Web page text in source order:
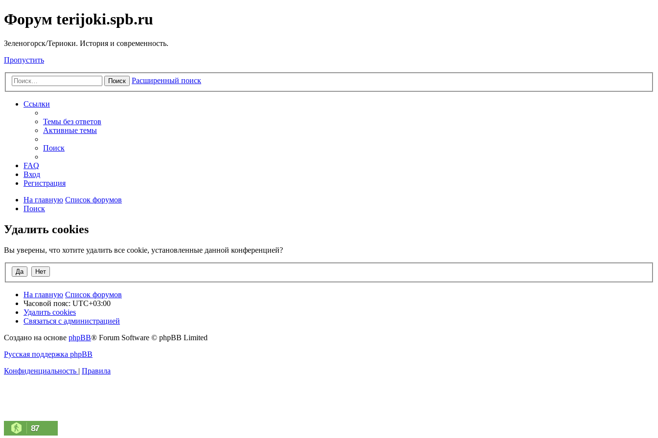
Форум terijoki.spb.ru
Зеленогорск/Териоки. История и современность.
Пропустить
Поиск Расширенный поиск
Ссылки
Темы без ответов
Активные темы
Поиск
FAQ
Вход
Регистрация
На главную Список форумов
Поиск
Удалить cookies
Вы уверены, что хотите удалить все cookie, установленные данной конференцией?
На главную Список форумов
Часовой пояс: UTC+03:00
Удалить cookies
Связаться с администрацией
Создано на основе phpBB® Forum Software © phpBB Limited
Русская поддержка phpBB
Конфиденциальность | Правила
87